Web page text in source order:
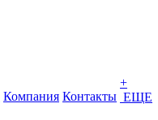
Компания Контакты
+
ЕЩЕ